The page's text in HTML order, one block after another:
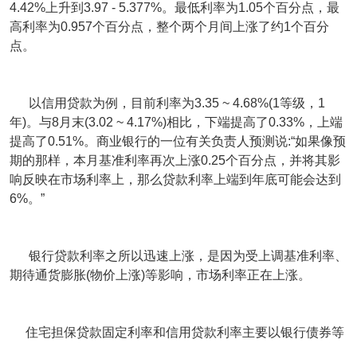
4.42%上升到3.97 - 5.377%。最低利率为1.05个百分点，最
高利率为0.957个百分点，整个两个月间上涨了约1个百分
点。
以信用贷款为例，目前利率为3.35 ~ 4.68%(1等级，1
年)。与8月末(3.02 ~ 4.17%)相比，下端提高了0.33%，上端
提高了0.51%。商业银行的一位有关负责人预测说:“如果像预
期的那样，本月基准利率再次上涨0.25个百分点，并将其影
响反映在市场利率上，那么贷款利率上端到年底可能会达到
6%。”
银行贷款利率之所以迅速上涨，是因为受上调基准利率、
期待通货膨胀(物价上涨)等影响，市场利率正在上涨。
住宅担保贷款固定利率和信用贷款利率主要以银行债券等